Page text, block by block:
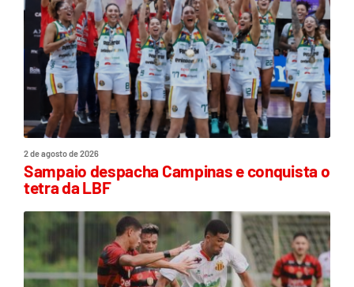
2 de agosto de 2026
Sampaio despacha Campinas e conquista o
tetra da LBF